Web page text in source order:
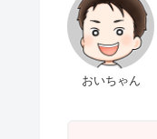
おいちゃん